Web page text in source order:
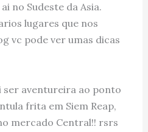
no Sudeste da Asia.
lugares que nos
vc pode ver umas dicas
ser aventureira ao ponto
frita em Siem Reap,
mercado Central!! rsrs